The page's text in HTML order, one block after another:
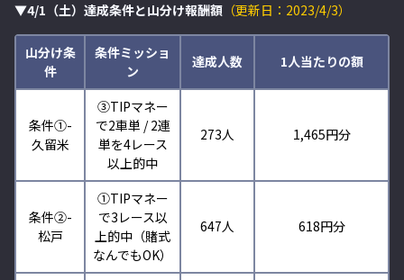
▼4/1（土）達成条件と山分け報酬額 （更新日：2023/4/3）
山分け条
件
条件ミッショ
ン
達成人数 1人当たりの額
条件①-
久留米
③TIPマネー
で2車単 / 2連
単を4レース
以上的中
273人 1,465円分
条件②-
松戸
①TIPマネー
で3レース以
上的中（賭式
なんでもOK）
647人 618円分